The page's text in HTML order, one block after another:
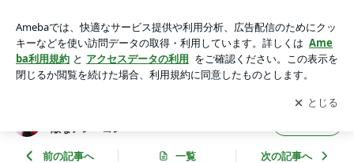
毎日への素敵なアレ・コレ
アプリをダウンロードして ブログの更新通知
を受け取りまし
ょう。
開く
敵なアレ・コレ
前の記事へ 一覧 次の記事へ